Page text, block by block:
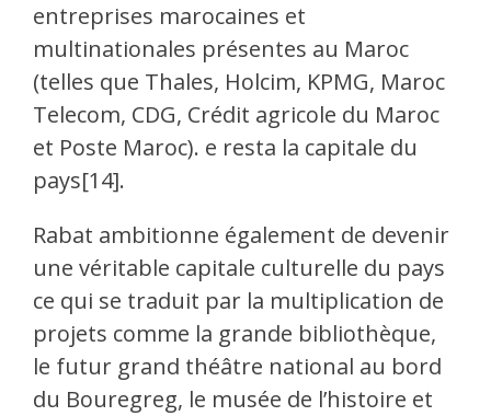
entreprises marocaines et
multinationales présentes au Maroc
(telles que Thales, Holcim, KPMG, Maroc
Telecom, CDG, Crédit agricole du Maroc
et Poste Maroc). e resta la capitale du
pays[14].
Rabat ambitionne également de devenir
une véritable capitale culturelle du pays
ce qui se traduit par la multiplication de
projets comme la grande bibliothèque,
le futur grand théâtre national au bord
du Bouregreg, le musée de l’histoire et